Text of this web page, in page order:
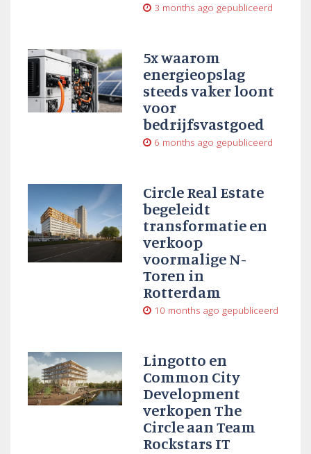
3 months ago gepubliceerd
5x waarom
energieopslag
steeds vaker loont
voor
bedrijfsvastgoed
6 months ago gepubliceerd
Circle Real Estate
begeleidt
transformatie en
verkoop
voormalige N-
Toren in
Rotterdam
10 months ago gepubliceerd
Lingotto en
Common City
Development
verkopen The
Circle aan Team
Rockstars IT